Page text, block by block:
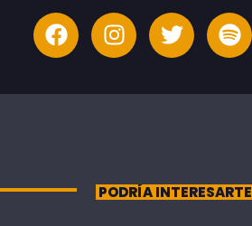
PODRÍA INTERESARTE